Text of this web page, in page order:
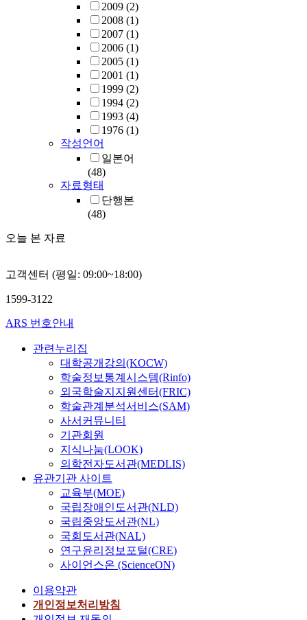
2009 (2)
2008 (1)
2007 (1)
2006 (1)
2005 (1)
2001 (1)
1999 (2)
1994 (2)
1993 (4)
1976 (1)
작성언어
일본어
(48)
자료형태
단행본
(48)
오늘 본 자료
고객센터 (평일: 09:00~18:00)
1599-3122
ARS 번호안내
관련누리집
대학공개강의(KOCW)
학술정보통계시스템(Rinfo)
외국학술지지원센터(FRIC)
학술관계분석서비스(SAM)
사서커뮤니티
기관회원
지식나눔(LOOK)
의학전자도서관(MEDLIS)
유관기관 사이트
교육부(MOE)
국립장애인도서관(NLD)
국립중앙도서관(NL)
국회도서관(NAL)
연구윤리정보포털(CRE)
사이언스온 (ScienceON)
이용약관
개인정보처리방침